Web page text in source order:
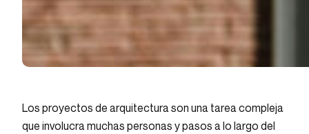
Los proyectos de arquitectura son una tarea compleja
que involucra muchas personas y pasos a lo largo del